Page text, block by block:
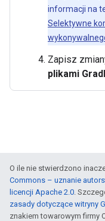
informacji na
Selektywne
Zapisz
plikami
O ile nie stwierdzono
Commons – uznanie
licencji Apache 2.0.
zasady dotyczące witryny
znakiem towarowym firmy